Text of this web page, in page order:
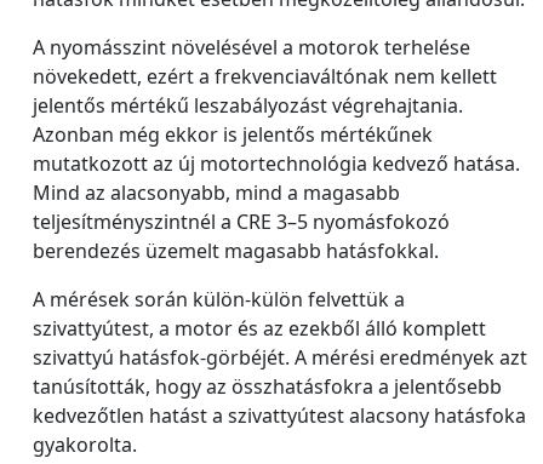
A nyomásszint növelésével a motorok terhelése
növekedett, ezért a frekvenciaváltónak nem kellett
jelentős mértékű leszabályozást végrehajtania.
Azonban még ekkor is jelentős mértékűnek
mutatkozott az új motortechnológia kedvező hatása.
Mind az alacsonyabb, mind a magasabb
teljesítményszintnél a CRE 3–5 nyomásfokozó
berendezés üzemelt magasabb hatásfokkal.
A mérések során külön-külön felvettük a
szivattyútest, a motor és az ezekből álló komplett
szivattyú hatásfok-görbéjét. A mérési eredmények azt
tanúsították, hogy az összhatásfokra a jelentősebb
kedvezőtlen hatást a szivattyútest alacsony hatásfoka
gyakorolta.